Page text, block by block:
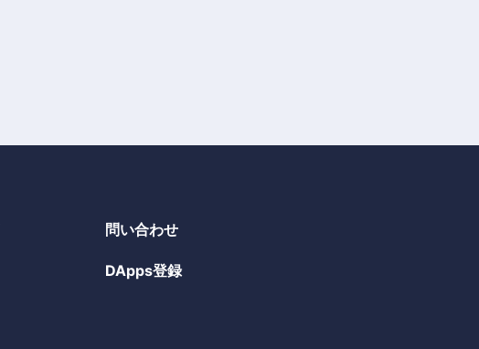
問い合わせ
DApps登録